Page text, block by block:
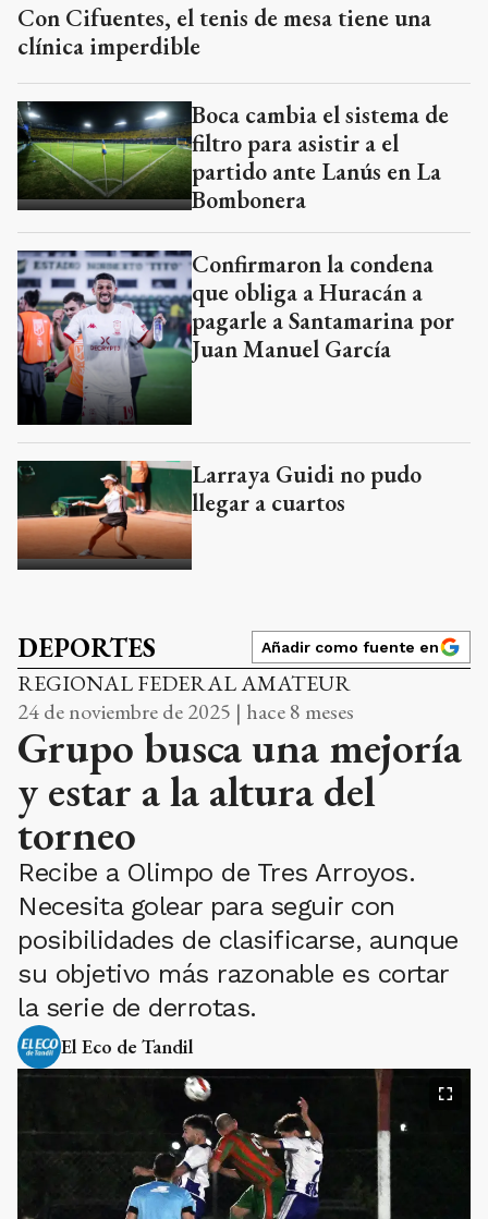
Con Cifuentes, el tenis de mesa tiene una
clínica imperdible
Boca cambia el sistema de
filtro para asistir a el
partido ante Lanús en La
Bombonera
Confirmaron la condena
que obliga a Huracán a
pagarle a Santamarina por
Juan Manuel García
Larraya Guidi no pudo
llegar a cuartos
DEPORTES Añadir como fuente en
REGIONAL FEDERAL AMATEUR
24 de noviembre de 2025 | hace 8 meses
Grupo busca una mejoría
y estar a la altura del
torneo
Recibe a Olimpo de Tres Arroyos.
Necesita golear para seguir con
posibilidades de clasificarse, aunque
su objetivo más razonable es cortar
la serie de derrotas.
El Eco de Tandil